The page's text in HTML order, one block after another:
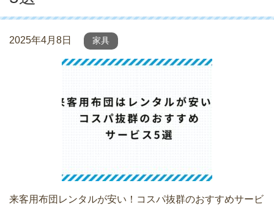
2025年4月8日 家具
来客用布団レンタルが安い！コスパ抜群のおすすめサービ